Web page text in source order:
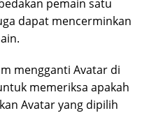
pemain satu
dapat mencerminkan
mengganti Avatar di
memeriksa apakah
Avatar yang dipilih